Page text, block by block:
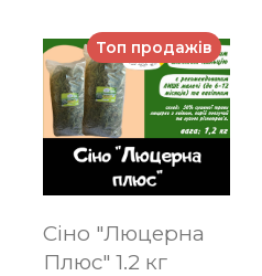
Топ продажів
Сіно "Люцерна
Плюс" 1.2 кг